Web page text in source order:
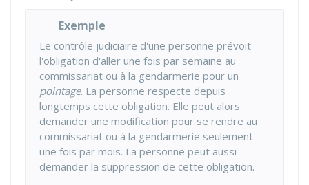
Exemple
Le contrôle judiciaire d'une personne prévoit
l'obligation d'aller une fois par semaine au
commissariat ou à la gendarmerie pour un
pointage. La personne respecte depuis
longtemps cette obligation. Elle peut alors
demander une modification pour se rendre au
commissariat ou à la gendarmerie seulement
une fois par mois. La personne peut aussi
demander la suppression de cette obligation.